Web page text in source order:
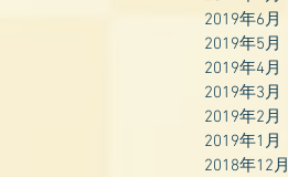
2019年6月
2019年5月
2019年4月
2019年3月
2019年2月
2019年1月
2018年12月